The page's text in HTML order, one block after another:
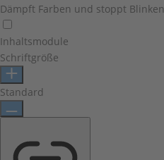
Dämpft Farben und stoppt Blinken
Inhaltsmodule
Schriftgröße
Standard